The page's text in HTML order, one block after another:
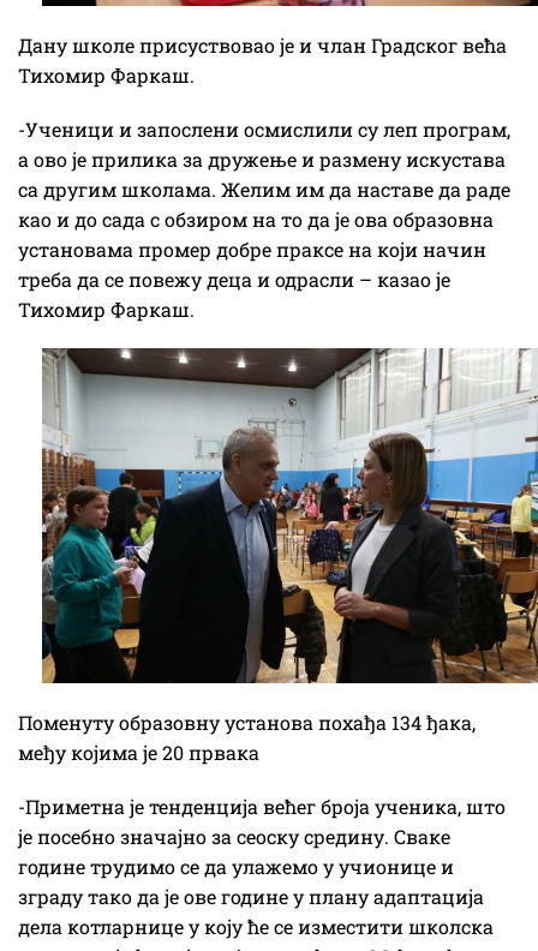
Дану школе присуствовао је и члан Градског већа
Тихомир Фаркаш.
-Ученици и запослени осмислили су леп програм,
а ово је прилика за дружење и размену искустава
са другим школама. Желим им да наставе да раде
као и до сада с обзиром на то да је ова образовна
установама промер добре праксе на који начин
треба да се повежу деца и одрасли – казао је
Тихомир Фаркаш.
Поменуту образовну установа похађа 134 ђака,
међу којима је 20 првака
-Приметна је тенденција већег броја ученика, што
је посебно значајно за сеоску средину. Сваке
године трудимо се да улажемо у учионице и
зграду тако да је ове године у плану адаптација
дела котларнице у коју ће се изместити школска